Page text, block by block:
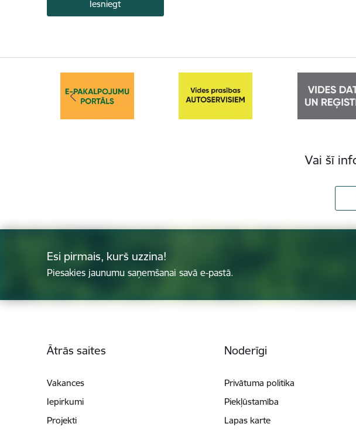
Vai šī
Esi pirmais, kurš uzzina!
Piesakies jaunumu saņemšanai savā e-pastā.
Ātrās saites
Vakances
Iepirkumi
Projekti
Noderīgi
Privātuma politika
Piekļūstamība
Lapas karte